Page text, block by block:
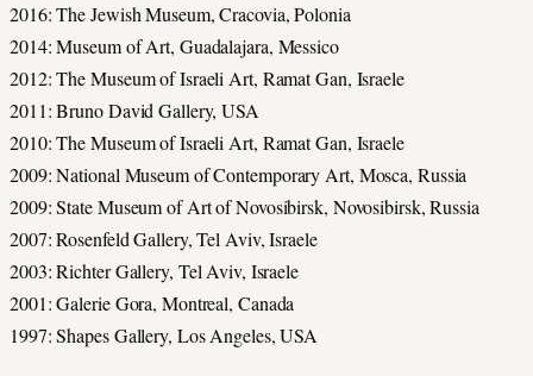
2016: The Jewish Museum, Cracovia, Polonia
2014: Museum of Art, Guadalajara, Messico
2012: The Museum of Israeli Art, Ramat Gan, Israele
2011: Bruno David Gallery, USA
2010: The Museum of Israeli Art, Ramat Gan, Israele
2009: National Museum of Contemporary Art, Mosca, Russia
2009: State Museum of Art of Novosibirsk, Novosibirsk, Russia
2007: Rosenfeld Gallery, Tel Aviv, Israele
2003: Richter Gallery, Tel Aviv, Israele
2001: Galerie Gora, Montreal, Canada
1997: Shapes Gallery, Los Angeles, USA